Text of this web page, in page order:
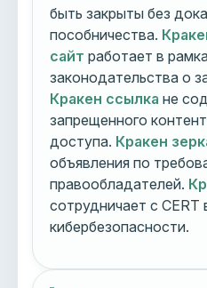
быть закрыты без
пособничества.
сайт работает в
законодательства о
Кракен ссылка не
запрещенного
доступа. Кракен
объявления по
правообладателей.
сотрудничает с CERT
кибербезопасности.